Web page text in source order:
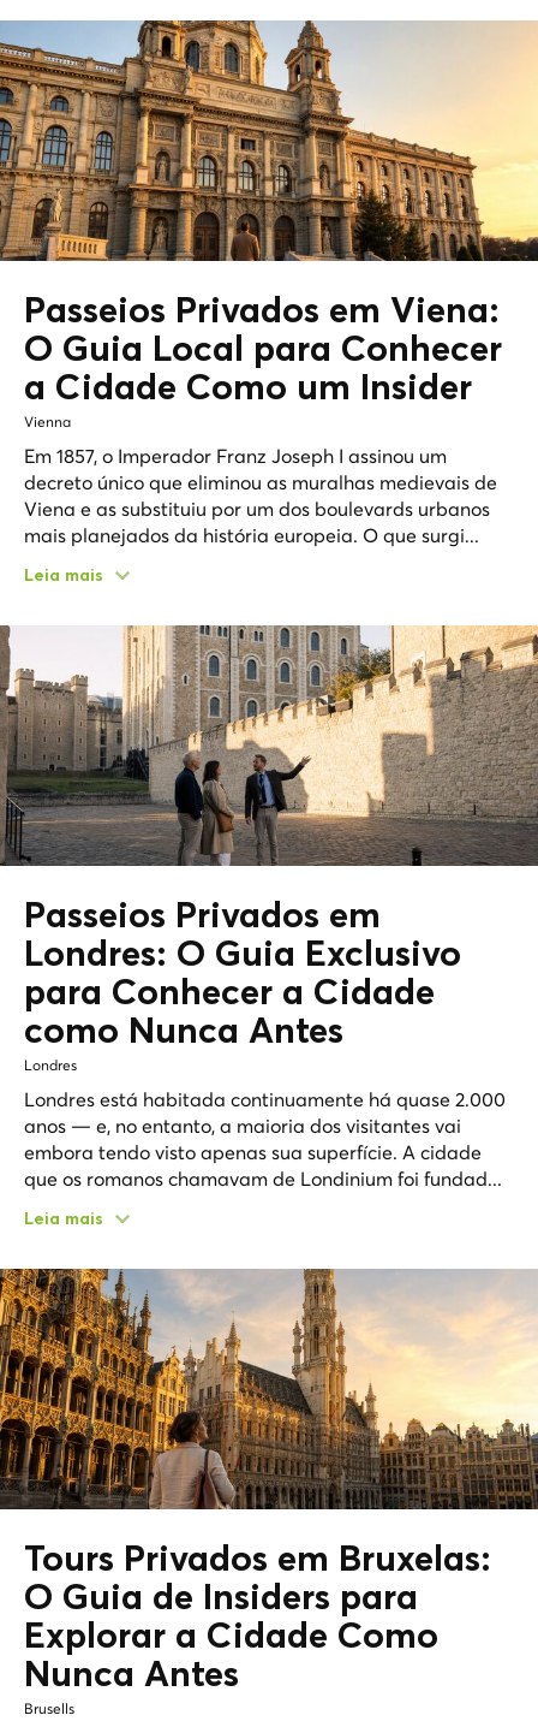
Passeios Privados em Viena:
O Guia Local para Conhecer
a Cidade Como um Insider
Vienna
Em 1857, o Imperador Franz Joseph I assinou um
decreto único que eliminou as muralhas medievais de
Viena e as substituiu por um dos boulevards urbanos
mais planejados da história europeia. O que surgi...
Leia mais
Passeios Privados em
Londres: O Guia Exclusivo
para Conhecer a Cidade
como Nunca Antes
Londres
Londres está habitada continuamente há quase 2.000
anos — e, no entanto, a maioria dos visitantes vai
embora tendo visto apenas sua superfície. A cidade
que os romanos chamavam de Londinium foi fundad...
Leia mais
Tours Privados em Bruxelas:
O Guia de Insiders para
Explorar a Cidade Como
Nunca Antes
Brusells